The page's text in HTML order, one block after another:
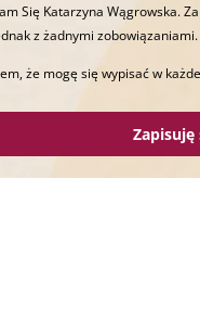
Się Katarzyna Wągrowska.
z żadnymi zobowiązaniami.
że mogę się wypisać w
Zapisuję